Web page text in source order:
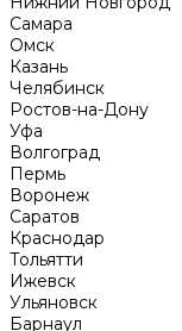
Cамара
Омск
Казань
Челябинск
Ростов-на-Дону
Уфа
Волгоград
Пермь
Воронеж
Саратов
Краснодар
Тольятти
Ижевск
Ульяновск
Барнаул